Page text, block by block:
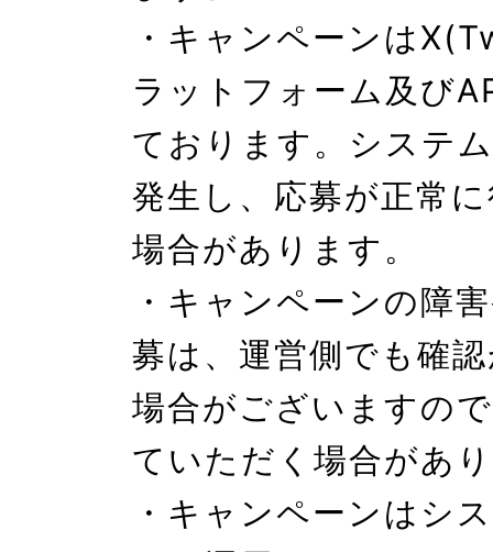
・キャンペーンは
ラットフォーム及び
ております。システ
発生し、応募が正常
場合があります。
・キャンペーンの障
募は、運営側でも確
場合がございますの
ていただく場合があ
・キャンペーンはシ